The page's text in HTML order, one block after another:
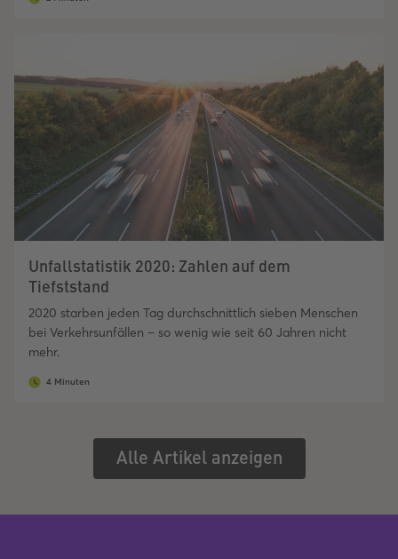
Unfallstatistik 2020: Zahlen auf dem
Tiefststand
2020 starben jeden Tag durchschnittlich sieben Menschen
bei Verkehrsunfällen – so wenig wie seit 60 Jahren nicht
mehr.
4 Minuten
Alle Artikel anzeigen